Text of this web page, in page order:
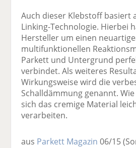
Auch dieser Klebstoff basiert
Linking-Technologie. Hierbei
Hersteller um einen
multifunktionellen
Parkett und Untergrund
verbindet. Als weiteres
Wirkungsweise wird die
Schalldämmung genannt.
sich das cremige Material
verarbeiten.
aus Parkett Magazin 06/15